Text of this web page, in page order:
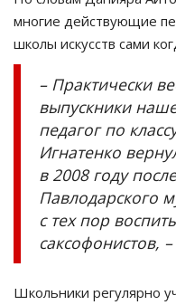
многие действующие
школы искусств сами
– Практически
выпускники
педагог по
Игнатенко
в 2008 году
Павлодарского
с тех пор
саксофонистов,
Школьники регулярно